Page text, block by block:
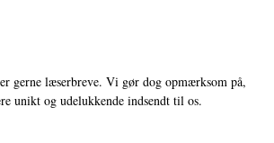
gerne læserbreve. Vi gør dog opmærksom på,
unikt og udelukkende indsendt til os.